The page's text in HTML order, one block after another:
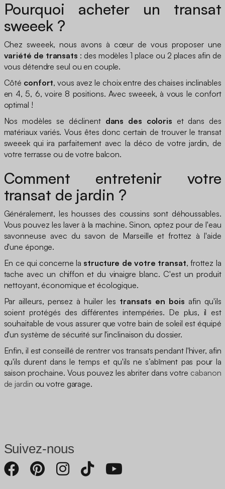
Pourquoi acheter un transat
sweeek ?
Chez sweeek, nous avons à cœur de vous proposer une
variété de transats : des modèles 1 place ou 2 places afin de
vous détendre seul ou en couple.
Côté confort, vous avez le choix entre des chaises inclinables
en 4, 5, 6, voire 8 positions. Avec sweeek, à vous le confort
optimal !
Nos modèles se déclinent dans des coloris et dans des
matériaux variés. Vous êtes donc certain de trouver le transat
sweeek qui ira parfaitement avec la déco de votre jardin, de
votre terrasse ou de votre balcon.
Comment entretenir votre
transat de jardin ?
Généralement, les housses des coussins sont déhoussables.
Vous pouvez les laver à la machine. Sinon, optez pour de l'eau
savonneuse avec du savon de Marseille et frottez à l'aide
d'une éponge.
En ce qui concerne la structure de votre transat, frottez la
tache avec un chiffon et du vinaigre blanc. C'est un produit
nettoyant, économique et écologique.
Par ailleurs, pensez à huiler les transats en bois afin qu'ils
soient protégés des différentes intempéries. De plus, il est
souhaitable de vous assurer que votre bain de soleil est équipé
d'un système de sécurité sur l'inclinaison du dossier.
Enfin, il est conseillé de rentrer vos transats pendant l'hiver, afin
qu'ils durent dans le temps et qu'ils ne s’abîment pas pour la
saison prochaine. Vous pouvez les abriter dans votre cabanon
de jardin ou votre garage.
Suivez-nous